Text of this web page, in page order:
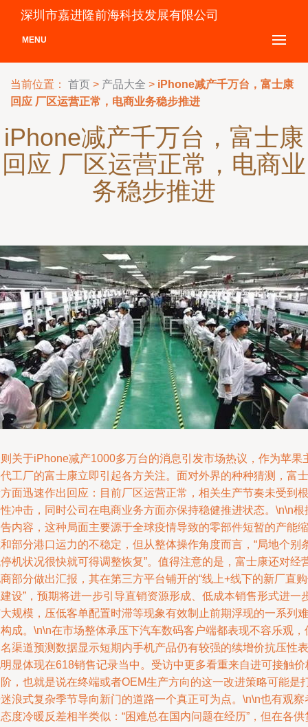
深圳市嘉进隆前海科技发展有限公司
MENU
当前位置： 首页 > 产品大全 > iPhone减产千万台，富士康
回应 厂区运营正常，电商业务稳步推进
iPhone减产千万台，富士康
回应 厂区运营正常，电商业
务稳步推进
关于iPhone减产1000多万台的消息引发市场热议，作为苹果
工厂的富士康立即引起各方关注。面对外界的种种猜测，富士
面迅速作出回应：目前厂区运营正常，相关生产节奏未受到根
冲击，同时公司在电商业务方面亦保持稳健推进状态。\n\n根
内容，这种局面主要源于全球疫情导致的零部件短暂的产能缩
部分港口运力的不稳定，但从整体操作角度而言，“局地个别
机状况很快就可得调整恢复”。值得注意的是，富士康还对经
部分做出汇报，其在第三方平台铺开的“线上+线下的新厂直
设”，预期将进一步引导直销资源形成、低成本销售形式进一
规模，压低客单配置时滞等现象有效制止前期浮现的一系列难
成。\n\n在市场整体承压下汽车数码客户端都表现不容乐观，
渠道预测数据显示短期内手机产品仍有较强的续增价抗压性表
显体现在618销售记录当中。受访中更多看重来自进可接触价
，也就是说在终端或者OEM生产方向的这一改进策略可能是
浪式复杂季节导向新门的道路一个真正可为点。\n\n也有观察
度冷暖反差相半类似：“困难总在国内问题在经历”，但在各供